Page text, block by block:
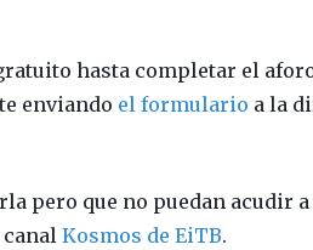
hasta completar el
enviando el formulario a la
pero que no puedan acudir
canalKosmos de EiTB.